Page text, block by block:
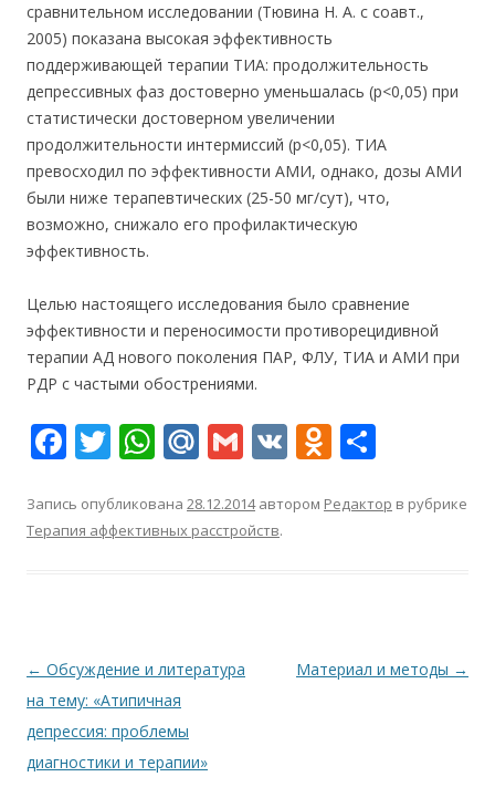
сравнительном исследовании (Тювина Н. А. с соавт.,
2005) показана высокая эффективность
поддерживающей терапии ТИА: продолжительность
депрессивных фаз достоверно уменьшалась (р<0,05) при
статистически достоверном увеличении
продолжительности интермиссий (р<0,05). ТИА
превосходил по эффективности АМИ, однако, дозы АМИ
были ниже терапевтических (25-50 мг/сут), что,
возможно, снижало его профилактическую
эффективность.
Целью настоящего исследования было сравнение
эффективности и переносимости противорецидивной
терапии АД нового поколения ПАР, ФЛУ, ТИА и АМИ при
РДР с частыми обострениями.
F
e
b
k
T
itt
er
W
at
s
p
M
l.
R
G
ai
l
V O
n
s
ni
п
и
т
Запись опубликована 28.12.2014автором Редактор в рубрике
Терапия аффективных расстройств.
Навигация
по
записям
← Обсуждение и литература
на тему: «Атипичная
депрессия: проблемы
диагностики и терапии»
Материал и методы →